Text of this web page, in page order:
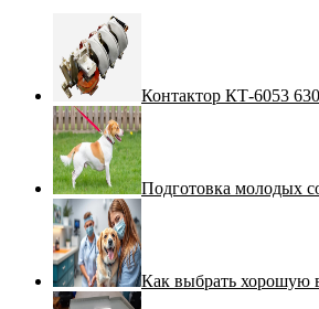
Контактор КТ-6053
Подготовка молодых
Как выбрать хорошую